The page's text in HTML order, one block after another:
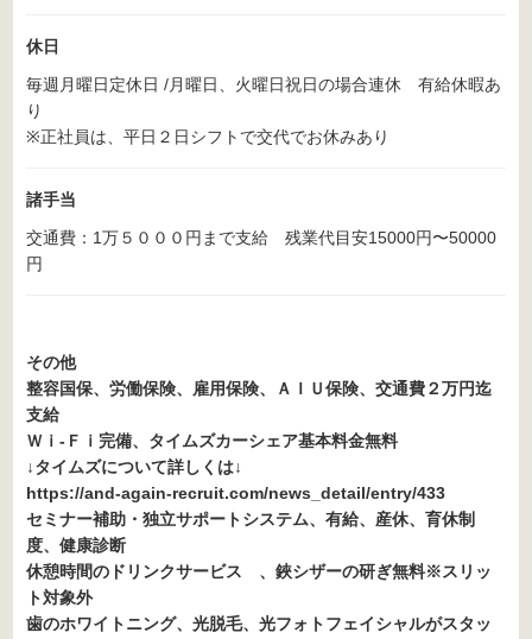
休日
毎週月曜日定休日 /月曜日、火曜日祝日の場合連休 有給休暇あ
り
※正社員は、平日２日シフトで交代でお休みあり
諸手当
交通費：1万５０００円まで支給 残業代目安15000円〜50000
円
その他
整容国保、労働保険、雇用保険、ＡＩＵ保険、交通費２万円迄
支給
Ｗｉ-Ｆｉ完備、タイムズカーシェア基本料金無料
↓タイムズについて詳しくは↓
https://and-again-recruit.com/news_detail/entry/433
セミナー補助・独立サポートシステム、有給、産休、育休制
度、健康診断
休憩時間のドリンクサービス 、鋏シザーの研ぎ無料※スリッ
ト対象外
歯のホワイトニング、光脱毛、光フォトフェイシャルがスタッ